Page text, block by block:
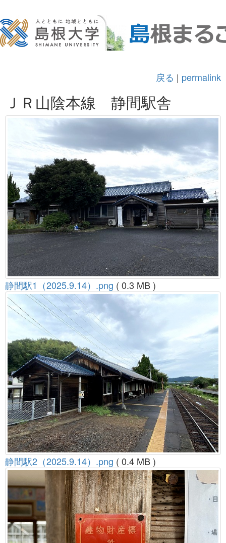
戻る | permalink
ＪＲ山陰本線 静間駅舎
静間駅1（2025.9.14）.png ( 0.3 MB )
静間駅2（2025.9.14）.png ( 0.4 MB )